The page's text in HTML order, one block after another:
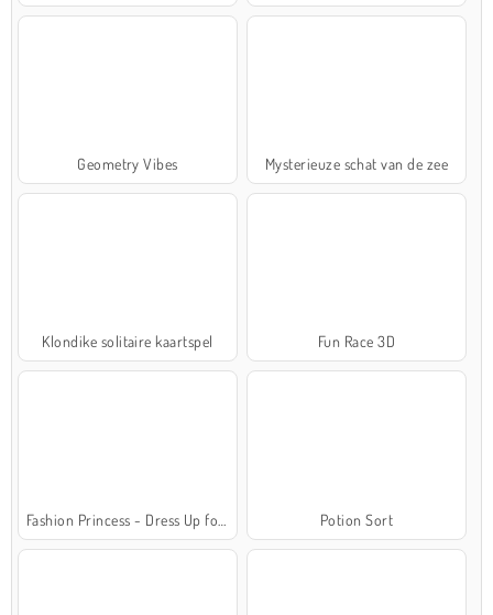
Geometry Vibes Mysterieuze schat van de zee
Klondike solitaire kaartspel Fun Race 3D
Potion Sort